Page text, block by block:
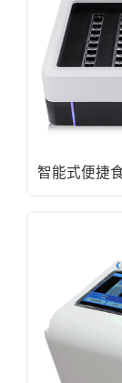
智能式便捷